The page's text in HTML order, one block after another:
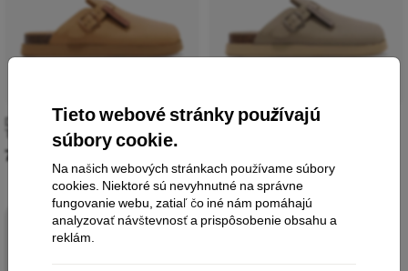
Tieto webové stránky používajú
súbory cookie.
Na našich webových stránkach používame súbory
cookies. Niektoré sú nevyhnutné na správne
fungovanie webu, zatiaľ čo iné nám pomáhajú
analyzovať návštevnosť a prispôsobenie obsahu a
reklám.
D.Franklin Vibe Clog s Prackou
79,00 €
D.Franklin Vibe Clog s Prackou